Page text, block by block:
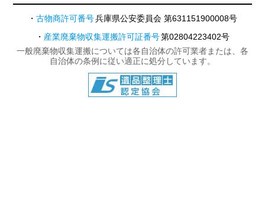
古物商許可番号兵庫県公安委員会 第631151900008号
産業廃棄物収集運搬許可証番号第02804223402号
一般廃棄物収集運搬については各自治体の許可業者または、各
自治体の条例に従い適正に処分しています。